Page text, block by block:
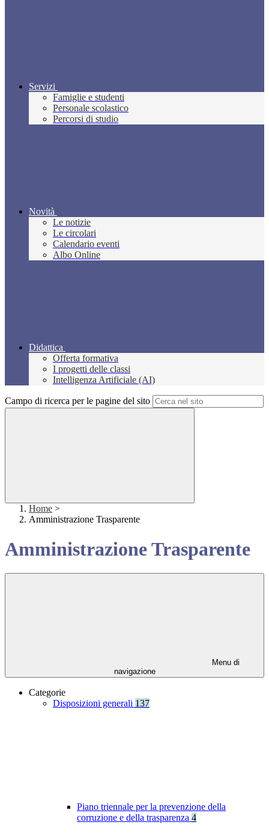
Servizi
Famiglie e studenti
Personale scolastico
Percorsi di studio
Novità
Le notizie
Le circolari
Calendario eventi
Albo Online
Didattica
Offerta formativa
I progetti delle classi
Intelligenza Artificiale (AI)
Campo di ricerca per le pagine del sito
Home >
Amministrazione Trasparente
Amministrazione Trasparente
Menu di
navigazione
Categorie
Disposizioni generali 137
Piano triennale per la prevenzione della
corruzione e della trasparenza 4